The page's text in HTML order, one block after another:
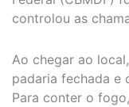
controlou as
Ao chegar ao
padaria fechada e
Para conter o